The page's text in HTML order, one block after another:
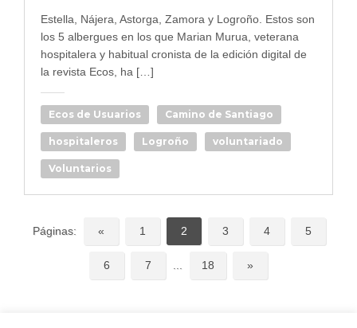
Estella, Nájera, Astorga, Zamora y Logroño. Estos son
los 5 albergues en los que Marian Murua, veterana
hospitalera y habitual cronista de la edición digital de
la revista Ecos, ha […]
Ecos de Usuarios Camino de Santiago
hospitaleros Logroño voluntariado
Voluntarios
Páginas: « 1 2 3 4 5
6 7 18 »